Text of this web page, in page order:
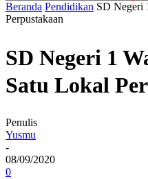
Beranda Pendidikan SD Negeri
Perpustakaan
SD Negeri 1
Satu Lokal
Penulis
Yusmu
-
08/09/2020
0